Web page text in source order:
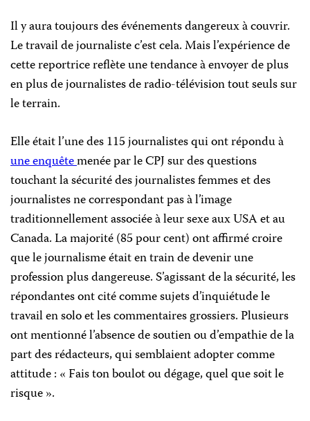
Il y aura toujours des événements dangereux à couvrir.
Le travail de journaliste c’est cela. Mais l’expérience de
cette reportrice reflète une tendance à envoyer de plus
en plus de journalistes de radio-télévision tout seuls sur
le terrain.
Elle était l’une des 115 journalistes qui ont répondu à
une enquêtemenée par le CPJ sur des questions
touchant la sécurité des journalistes femmes et des
journalistes ne correspondant pas à l’image
traditionnellement associée à leur sexe aux USA et au
Canada. La majorité (85 pour cent) ont affirmé croire
que le journalisme était en train de devenir une
profession plus dangereuse. S’agissant de la sécurité, les
répondantes ont cité comme sujets d’inquiétude le
travail en solo et les commentaires grossiers. Plusieurs
ont mentionné l’absence de soutien ou d’empathie de la
part des rédacteurs, qui semblaient adopter comme
attitude : « Fais ton boulot ou dégage, quel que soit le
risque ».